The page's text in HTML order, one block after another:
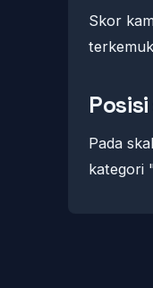
Skor
Pada
kategori